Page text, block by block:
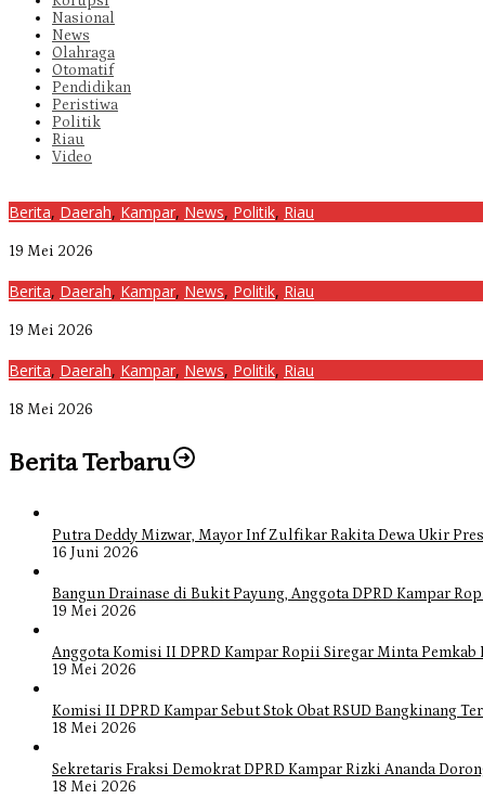
Nasional
News
Olahraga
Otomatif
Pendidikan
Peristiwa
Politik
Riau
Video
Berita, Daerah, Kampar, News, Politik, Riau
19 Mei 2026
Berita, Daerah, Kampar, News, Politik, Riau
19 Mei 2026
Berita, Daerah, Kampar, News, Politik, Riau
18 Mei 2026
Berita Terbaru
Putra Deddy Mizwar, Mayor Inf Zulfikar Rakita Dewa Ukir
16 Juni 2026
Bangun Drainase di Bukit Payung, Anggota DPRD Kampar
19 Mei 2026
Anggota Komisi II DPRD Kampar Ropii Siregar Minta
19 Mei 2026
Komisi II DPRD Kampar Sebut Stok Obat RSUD Bangkinang
18 Mei 2026
Sekretaris Fraksi Demokrat DPRD Kampar Rizki Ananda
18 Mei 2026